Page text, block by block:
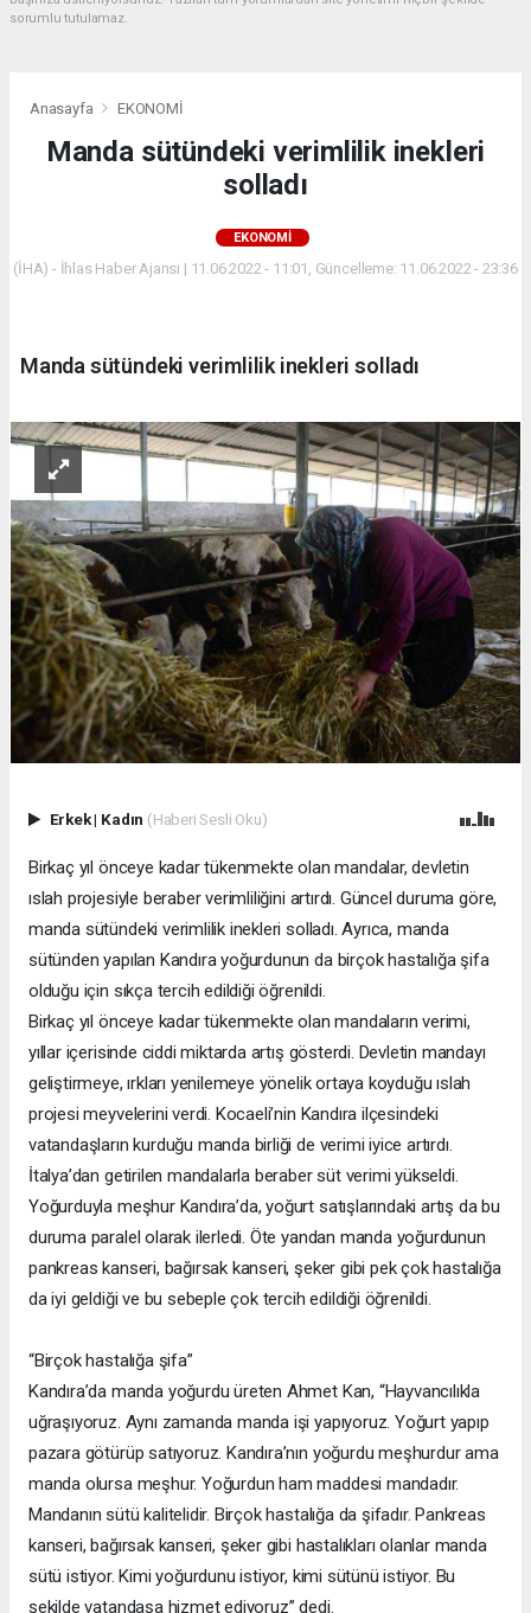
sorumlu tutulamaz.
Anasayfa EKONOMİ
Manda sütündeki verimlilik inekleri
solladı
EKONOMİ
(İHA) - İhlas Haber Ajansı | 11.06.2022 - 11:01, Güncelleme: 11.06.2022 - 23:36
Manda sütündeki verimlilik inekleri solladı
Erkek| Kadın (Haberi Sesli Oku)
Birkaç yıl önceye kadar tükenmekte olan mandalar, devletin
ıslah projesiyle beraber verimliliğini artırdı. Güncel duruma göre,
manda sütündeki verimlilik inekleri solladı. Ayrıca, manda
sütünden yapılan Kandıra yoğurdunun da birçok hastalığa şifa
olduğu için sıkça tercih edildiği öğrenildi.
Birkaç yıl önceye kadar tükenmekte olan mandaların verimi,
yıllar içerisinde ciddi miktarda artış gösterdi. Devletin mandayı
geliştirmeye, ırkları yenilemeye yönelik ortaya koyduğu ıslah
projesi meyvelerini verdi. Kocaeli’nin Kandıra ilçesindeki
vatandaşların kurduğu manda birliği de verimi iyice artırdı.
İtalya’dan getirilen mandalarla beraber süt verimi yükseldi.
Yoğurduyla meşhur Kandıra’da, yoğurt satışlarındaki artış da bu
duruma paralel olarak ilerledi. Öte yandan manda yoğurdunun
pankreas kanseri, bağırsak kanseri, şeker gibi pek çok hastalığa
da iyi geldiği ve bu sebeple çok tercih edildiği öğrenildi.
“Birçok hastalığa şifa”
Kandıra’da manda yoğurdu üreten Ahmet Kan, “Hayvancılıkla
uğraşıyoruz. Aynı zamanda manda işi yapıyoruz. Yoğurt yapıp
pazara götürüp satıyoruz. Kandıra’nın yoğurdu meşhurdur ama
manda olursa meşhur. Yoğurdun ham maddesi mandadır.
Mandanın sütü kalitelidir. Birçok hastalığa da şifadır. Pankreas
kanseri, bağırsak kanseri, şeker gibi hastalıkları olanlar manda
sütü istiyor. Kimi yoğurdunu istiyor, kimi sütünü istiyor. Bu
şekilde vatandaşa hizmet ediyoruz” dedi.